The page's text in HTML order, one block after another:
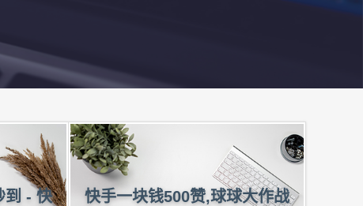
到 - 快
快手一块钱500赞,球球大作战